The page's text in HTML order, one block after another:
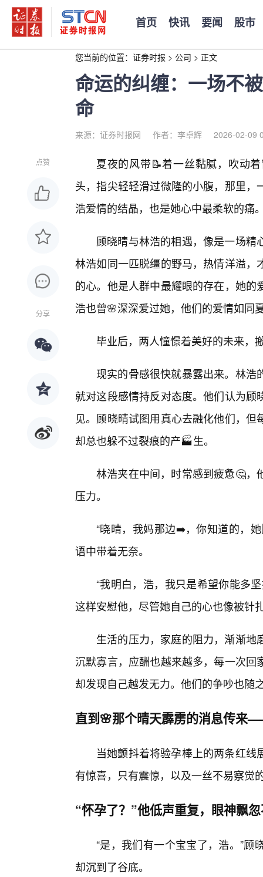
首页 快讯 要闻 股市
您当前的位置： 证券时报 > 公司 > 正文
命运的纠缠：一场不
命
来源：证券时报网 作者：李卓辉 2026-02-09
点赞
分享
夏夜的风带📝着一丝黏腻，吹动
头，指尖轻轻滑过微隆的小腹，那里
浩爱情的结晶，也是她心中最柔软的痛
顾晓晴与林浩的相遇，像是一场
林浩如同一匹脱缰的野马，热情洋溢
的心。他是人群中最耀眼的存在，她
浩也曾🌸深深爱过她，他们的爱情如同
毕业后，两人憧憬着美好的未来，
现实的骨感很快就暴露出来。林浩
就对这段感情持反对态度。他们认为
见。顾晓晴试图用真心去融化他们，
却总也躲不过裂痕的产🏭生。
林浩夹在中间，时常感到疲惫🤔，
压力。
“晓晴，我妈那边➡️，你知道的，
语中带着无奈。
“我明白，浩，我只是希望你能多
这样安慰他，尽管她自己的心也像被针
生活的压力，家庭的阻力，渐渐
沉默寡言，应酬也越来越多，每一次
却发现自己越发无力。他们的争吵也随
直到🌸那个晴天霹雳的消息传来
当她颤抖着将验孕棒上的两条红
有惊喜，只有震惊，以及一丝不易察觉
“怀孕了？”他低声重复，眼神飘
“是，我们有一个宝宝了，浩。”
却沉到了谷底。